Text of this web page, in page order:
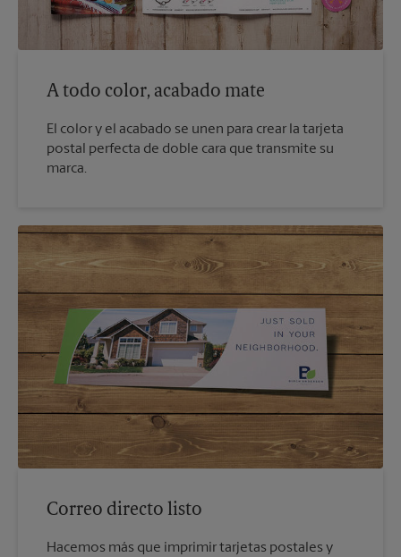
A todo color, acabado mate
El color y el acabado se unen para crear la tarjeta
postal perfecta de doble cara que transmite su
marca.
Correo directo listo
Hacemos más que imprimir tarjetas postales y